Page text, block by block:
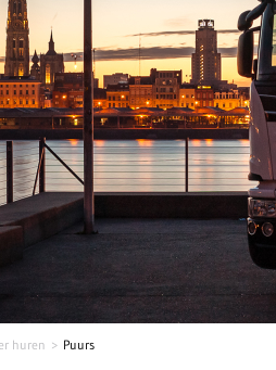
huren Puurs